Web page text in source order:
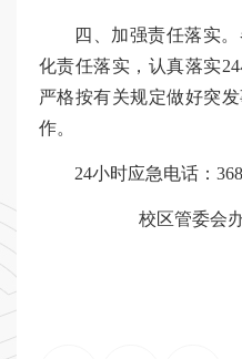
四、加强责任落实
化责任落实，认真落实
严格按有关规定做好突
作。
24小时应急电话：
校区管委